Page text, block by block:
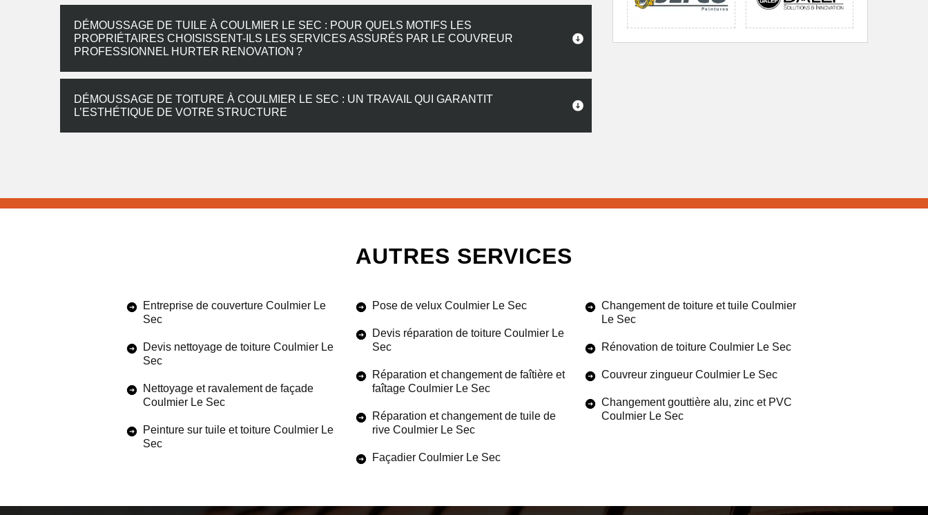
DÉMOUSSAGE DE TUILE À COULMIER LE SEC : POUR QUELS MOTIFS LES
PROPRIÉTAIRES CHOISISSENT-ILS LES SERVICES ASSURÉS PAR LE COUVREUR
PROFESSIONNEL HURTER RENOVATION ?
DÉMOUSSAGE DE TOITURE À COULMIER LE SEC : UN TRAVAIL QUI GARANTIT
L’ESTHÉTIQUE DE VOTRE STRUCTURE
AUTRES SERVICES
Entreprise de couverture Coulmier Le
Sec
Devis nettoyage de toiture Coulmier Le
Sec
Nettoyage et ravalement de façade
Coulmier Le Sec
Peinture sur tuile et toiture Coulmier Le
Sec
Pose de velux Coulmier Le Sec
Devis réparation de toiture Coulmier Le
Sec
Réparation et changement de faîtière et
faîtage Coulmier Le Sec
Réparation et changement de tuile de
rive Coulmier Le Sec
Façadier Coulmier Le Sec
Changement de toiture et tuile Coulmier
Le Sec
Rénovation de toiture Coulmier Le Sec
Couvreur zingueur Coulmier Le Sec
Changement gouttière alu, zinc et PVC
Coulmier Le Sec